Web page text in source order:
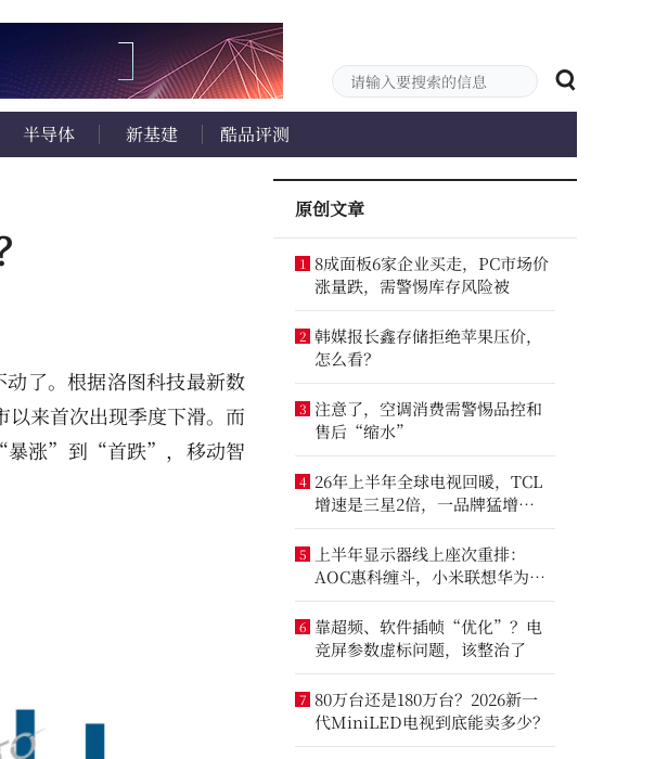
半导体 新基建 酷品评测
了。根据洛图科技最新数
来首次出现季度下滑。而
“暴涨”到“首跌”，移动智
原创文章
1
8成面板6家企业买走，PC市场价
涨量跌，需警惕库存风险被
2 韩媒报长鑫存储拒绝苹果压价，
怎么看？
3 注意了，空调消费需警惕品控和
售后“缩水”
4 26年上半年全球电视回暖，TCL
增速是三星2倍，一品牌猛增
14.8%
5
上半年显示器线上座次重排：
AOC惠科缠斗，小米联想华为进
前八
6 靠超频、软件插帧“优化”？电
竞屏参数虚标问题，该整治了
7 80万台还是180万台？2026新一
代MiniLED电视到底能卖多少？